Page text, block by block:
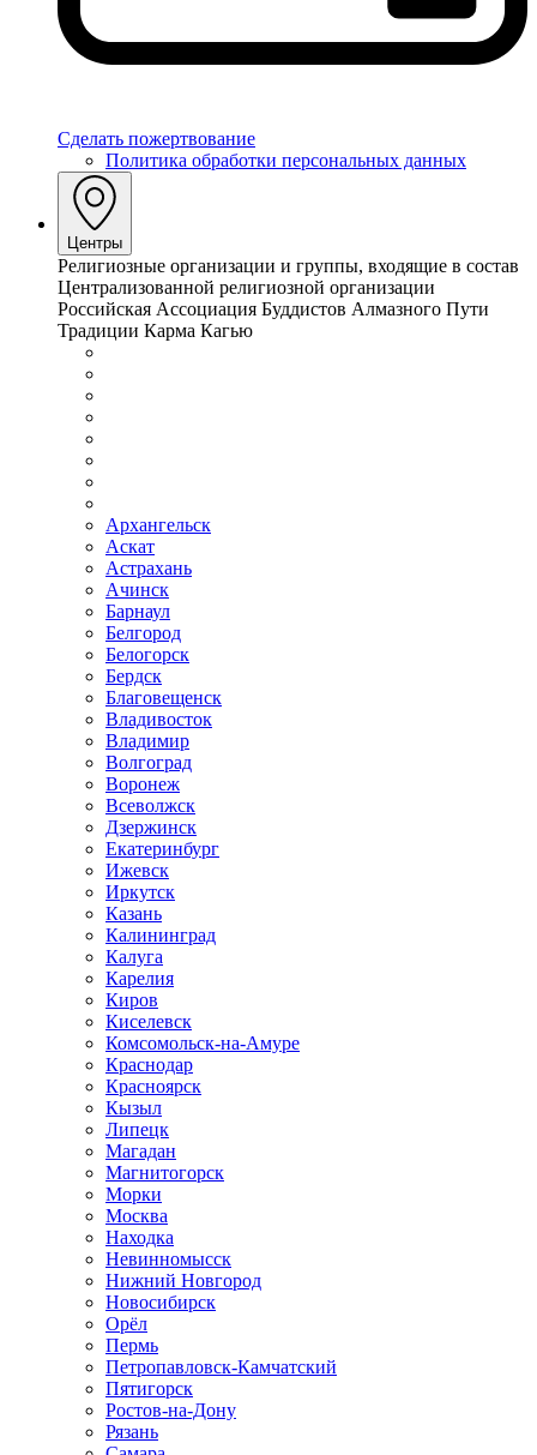
Сделать пожертвование
Политика обработки персональных данных
Центры
Религиозные организации и группы, входящие в состав
Централизованной религиозной организации
Российская Ассоциация Буддистов Алмазного Пути
Традиции Карма Кагью
Архангельск
Аскат
Астрахань
Ачинск
Барнаул
Белгород
Белогорск
Бердск
Благовещенск
Владивосток
Владимир
Волгоград
Воронеж
Всеволжск
Дзержинск
Екатеринбург
Ижевск
Иркутск
Казань
Калининград
Калуга
Карелия
Киров
Киселевск
Комсомольск-на-Амуре
Краснодар
Красноярск
Кызыл
Липецк
Магадан
Магнитогорск
Морки
Москва
Находка
Невинномысск
Нижний Новгород
Новосибирск
Орёл
Пермь
Петропавловск-Камчатский
Пятигорск
Ростов-на-Дону
Рязань